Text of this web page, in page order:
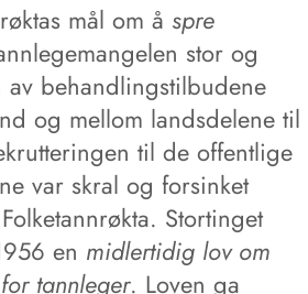
mål om å spre
stor og
av behandlingstilbudene
og mellom landsdelene til
til de offentlige
var skral og forsinket
Stortinget
en midlertidig lov om
tannleger. Loven ga